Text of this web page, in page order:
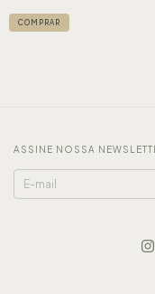
COMPRAR
ASSINE NOSSA